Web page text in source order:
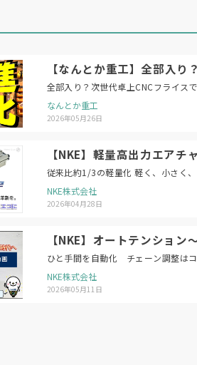
【なんとか重工】全部入
全部入り？次世代卓上CNCフライス
なんとか重工
2026年05月26日
【NKE】軽量高出力エア
従来比約1/3の軽量化 軽く、小さく
NKE株式会社
2026年04月28日
【NKE】オートテンショ
ひと手間を自動化 チェーン調整は
NKE株式会社
2026年05月11日